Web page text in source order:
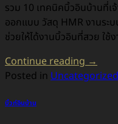
รวม 10 เทคนิคบิ้วอินบ้านที่
ออกแบบ วัสดุ HMR งานระ
ช่วยให้ได้งานบิ้วอินที่สวย ใช้
Continue reading→
Posted in Uncategorized
บิ้วท์อินบ้าน